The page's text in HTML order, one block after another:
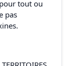
tout ou
pas